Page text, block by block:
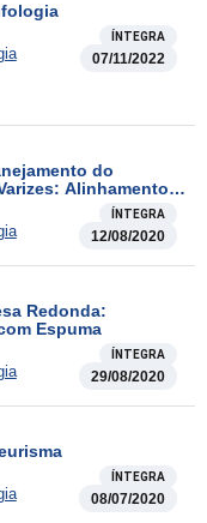
ÍNTEGRA
07/11/2022
do
Alinhamento
ao ResultadoÍNTEGRA
12/08/2020
Redonda:
Espuma
ÍNTEGRA
29/08/2020
ÍNTEGRA
08/07/2020